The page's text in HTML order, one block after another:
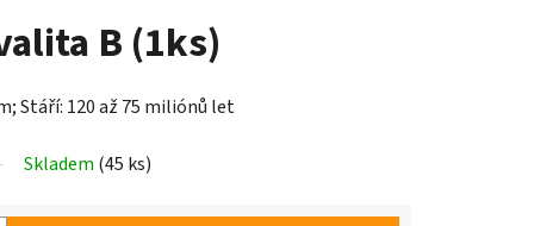
B (1ks)
Stáří: 120 až 75 miliónů let
Skladem (45 ks)